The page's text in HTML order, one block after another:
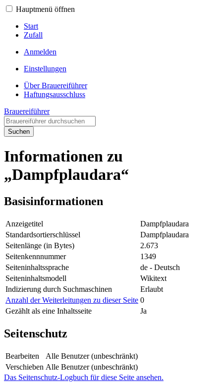
Hauptmenü öffnen
Start
Zufall
Anmelden
Einstellungen
Über Brauereiführer
Haftungsausschluss
Brauereiführer
Suchen
Informationen zu
„Dampfplaudara“
Basisinformationen
Anzeigetitel
Dampfplaudara
Standardsortierschlüssel
Dampfplaudara
Seitenlänge (in Bytes)
2.673
Seitenkennnummer
1349
Seiteninhaltssprache
de - Deutsch
Seiteninhaltsmodell
Wikitext
Indizierung durch Suchmaschinen
Erlaubt
Anzahl der Weiterleitungen zu dieser Seite 0
Gezählt als eine Inhaltsseite
Ja
Seitenschutz
Bearbeiten
Alle Benutzer (unbeschränkt)
Verschieben Alle Benutzer (unbeschränkt)
Das Seitenschutz-Logbuch für diese Seite ansehen.